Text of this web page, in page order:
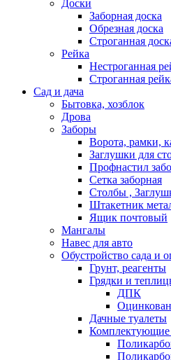
Доски
Заборная доска
Обрезная доска
Строганная
Рейка
Нестроганная
Строганная
Сад и дача
Бытовка, хозблок
Дрова
Заборы
Ворота, рамки,
Заглушки для
Профнастил
Сетка заборная
Столбы ,
Штакетник
Ящик почтовый
Мангалы
Навес для авто
Обустройство сада и
Грунт, реагенты
Грядки и
ДПК
Дачные туалеты
Комплектующие